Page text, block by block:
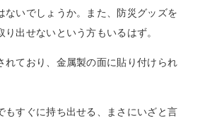
いでしょうか。また、防災グッズを
出せないという方もいるはず。
ており、金属製の面に貼り付けられ
すぐに持ち出せる、まさにいざと言